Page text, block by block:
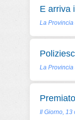
E arriva
La Provincia
La Provincia
Il Giorno, 13